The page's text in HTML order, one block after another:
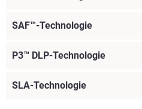
SAF™-Technologie
P3™ DLP-Technologie
SLA-Technologie